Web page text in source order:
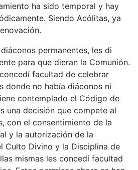
ha sido temporal y hay
Siendo Acólitas, ya
permanentes, les di
para que dieran la Comunión.
facultad de celebrar
donde no había diáconos ni
contemplado el Código de
una decisión que compete al
con el consentimiento de la
y la autorización de la
Culto Divino y la Disciplina de
mismas les concedí facultad